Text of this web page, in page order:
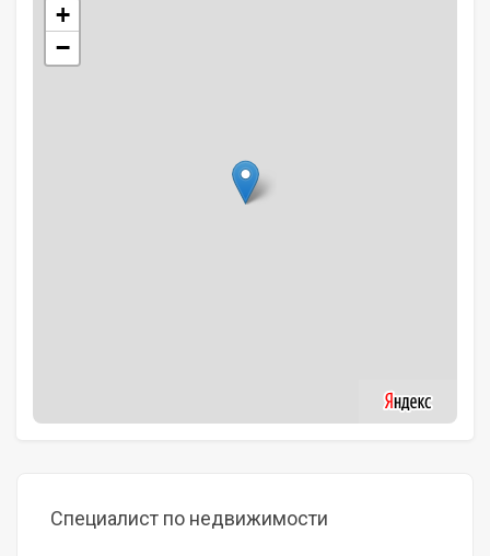
+
−
Специалист по недвижимости